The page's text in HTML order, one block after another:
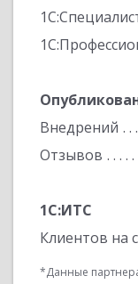
Внедрений
Отзывов
1С:ИТС
Клиентов на
*Данные